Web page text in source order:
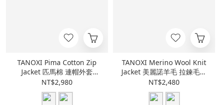
TANOXI Pima Cotton Zip
Jacket 匹馬棉 連帽外套
[TNX-H092]
NT$2,980
TANOXI Merino Wool Knit
Jacket 美麗諾羊毛 拉鍊毛衣
[TNX-M005]
NT$2,480